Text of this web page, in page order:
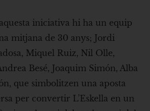
iniciativa hi ha un equip
mitjana de 30 anys; Jordi
Miquel Ruiz, Nil Olle,
Besé, Joaquim Simón, Alba
que simbolitzen una aposta
per convertir L’Eskella en un